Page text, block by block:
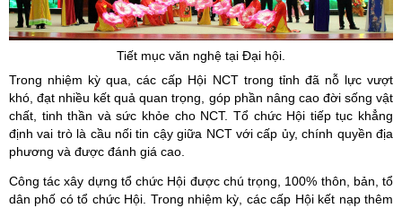
Tiết mục văn nghệ tại Đại hội.
Trong nhiệm kỳ qua, các cấp Hội NCT trong tỉnh đã nỗ lực vượt
khó, đạt nhiều kết quả quan trọng, góp phần nâng cao đời sống vật
chất, tinh thần và sức khỏe cho NCT. Tổ chức Hội tiếp tục khẳng
định vai trò là cầu nối tin cậy giữa NCT với cấp ủy, chính quyền địa
phương và được đánh giá cao.
Công tác xây dựng tổ chức Hội được chú trọng, 100% thôn, bản, tổ
dân phố có tổ chức Hội. Trong nhiệm kỳ, các cấp Hội kết nạp thêm